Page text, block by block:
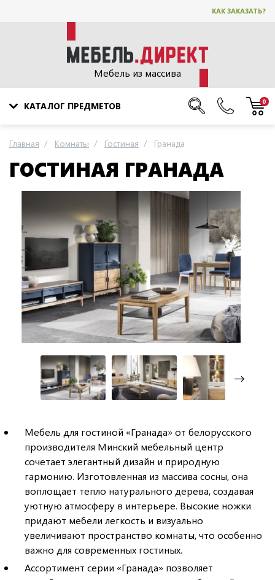
КАК ЗАКАЗАТЬ?
Мебель из массива
КАТАЛОГ ПРЕДМЕТОВ 0
Главная Комнаты Гостиная Гранада
ГОСТИНАЯ ГРАНАДА
Мебель для гостиной «Гранада» от белорусского
производителя Минский мебельный центр
сочетает элегантный дизайн и природную
гармонию. Изготовленная из массива сосны, она
воплощает тепло натурального дерева, создавая
уютную атмосферу в интерьере. Высокие ножки
придают мебели легкость и визуально
увеличивают пространство комнаты, что особенно
важно для современных гостиных.
Ассортимент серии «Гранада» позволяет